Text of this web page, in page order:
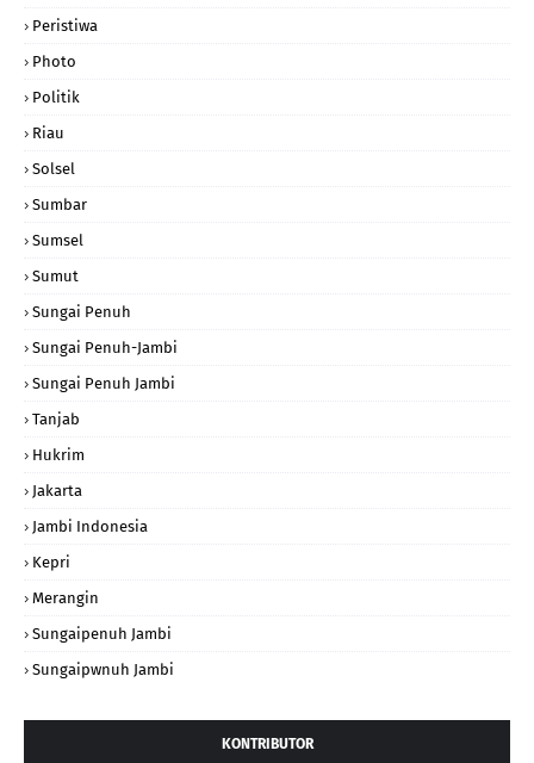
Peristiwa
Photo
Politik
Riau
Solsel
Sumbar
Sumsel
Sumut
Sungai Penuh
Sungai Penuh-Jambi
Sungai Penuh Jambi
Tanjab
Hukrim
Jakarta
Jambi Indonesia
Kepri
Merangin
Sungaipenuh Jambi
Sungaipwnuh Jambi
KONTRIBUTOR